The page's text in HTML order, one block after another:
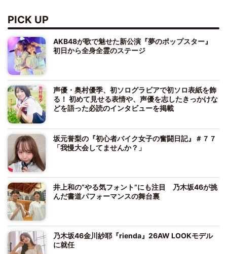
PICK UP
AKB48が歌で魅せた新公演『夢のポップスター』
初日から全身全霊のステージ
声優・奥村優季、初ソログラビアで初ソロ表紙を飾
る！ 初めて見せる表情や、声優を志したきっかけな
どを語った必読のインタビューを掲載
坂元誉梨の『初心者バイク女子の奮闘日記』＃７７
「我慢大会してませんか？」
井上和の“やる気フォント”にも注目 乃木坂46が挑
んだ書道パフォーマンスの舞台裏
乃木坂46金川紗耶『rienda』26AW LOOKモデル
に就任